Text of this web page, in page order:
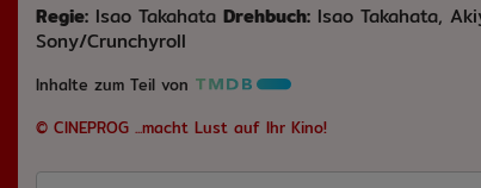
Regie: Isao Takahata Drehbuch: Isao Takahata,
Sony/Crunchyroll
Inhalte zum Teil von
© CINEPROG ...macht Lust auf Ihr Kino!